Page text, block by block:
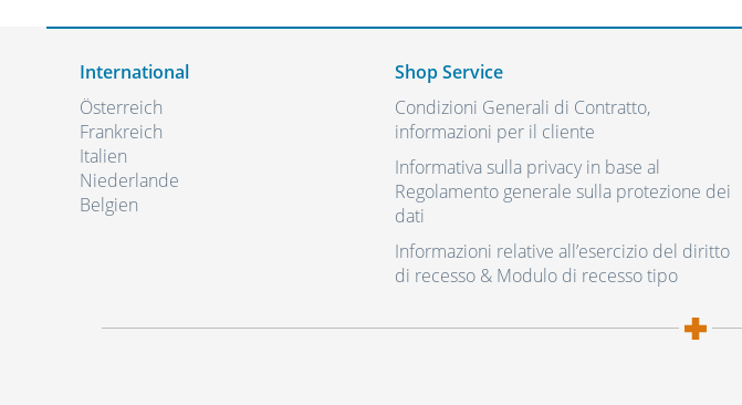
International
Österreich
Frankreich
Italien
Niederlande
Belgien
Shop Service
Condizioni Generali di Contratto,
informazioni per il cliente
Informativa sulla privacy in base al
Regolamento generale sulla protezione dei
dati
Informazioni relative all’esercizio del diritto
di recesso & Modulo di recesso tipo